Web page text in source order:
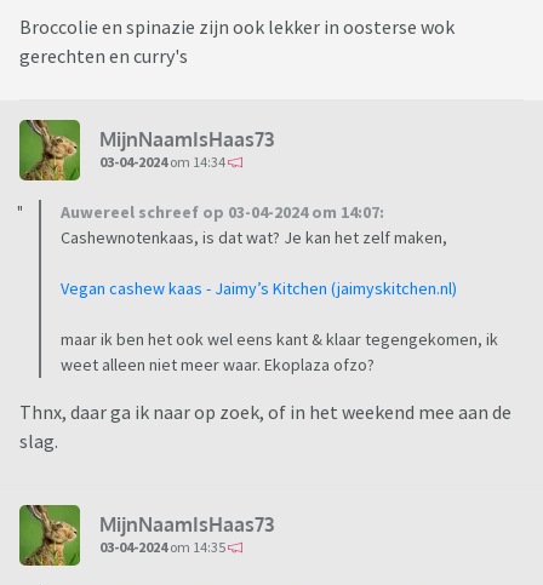
Broccolie en spinazie zijn ook lekker in oosterse wok
gerechten en curry's
MijnNaamIsHaas73
03-04-2024om 14:34
Auwereel schreef op 03-04-2024 om 14:07:
Cashewnotenkaas, is dat wat? Je kan het zelf maken,
Vegan cashew kaas - Jaimy’s Kitchen (jaimyskitchen.nl)
maar ik ben het ook wel eens kant & klaar tegengekomen, ik
weet alleen niet meer waar. Ekoplaza ofzo?
Thnx, daar ga ik naar op zoek, of in het weekend mee aan de
slag.
MijnNaamIsHaas73
03-04-2024om 14:35